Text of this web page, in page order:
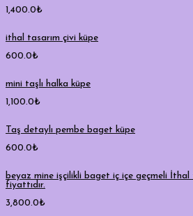
1,400.0₺
ithal tasarım çivi küpe
600.0₺
mini taşlı halka küpe
1,100.0₺
Taş detaylı pembe baget küpe
600.0₺
beyaz mine işçilikli baget iç içe geçmeli İthal
fiyattıdır.
3,800.0₺